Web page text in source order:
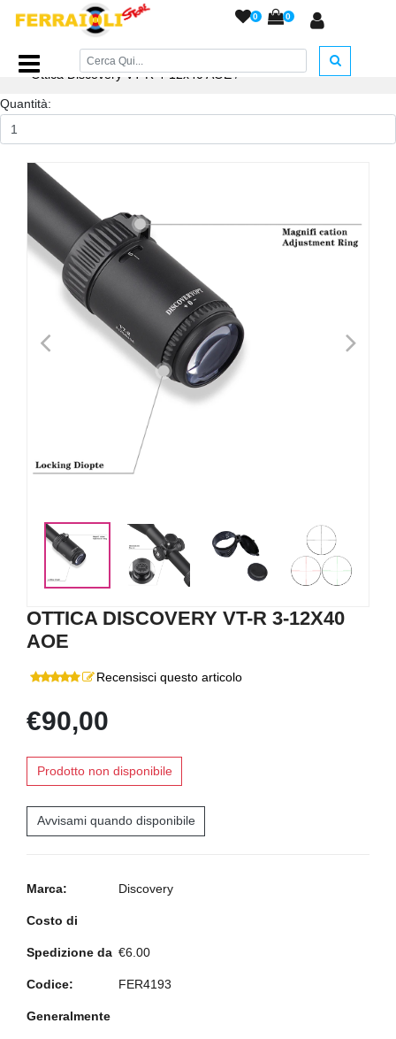
0 0
Home Page/ACCESSORI ARMERIA/Ottiche e Red Dot
Ottica Discovery VT-R 4-12x40 AOE/
Quantità:
< >
OTTICA DISCOVERY VT-R 3-12X40
AOE
Recensisci questo articolo
€90,00
Prodotto non disponibile
Avvisami quando disponibile
Marca: Discovery
Costo di
Spedizione da €6.00
Codice: FER4193
Generalmente